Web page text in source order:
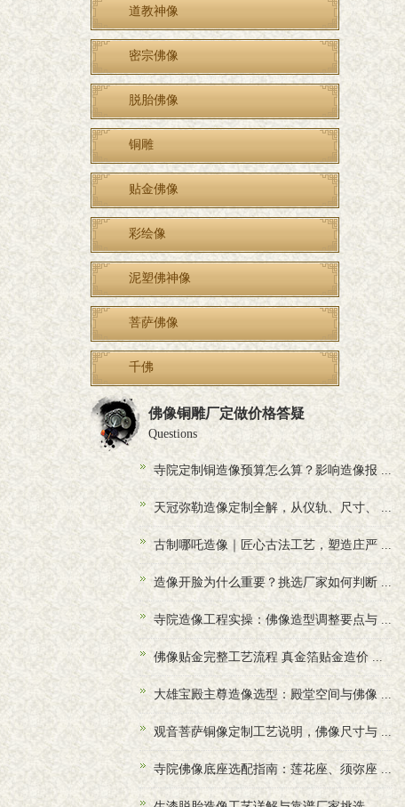
道教神像
密宗佛像
脱胎佛像
铜雕
贴金佛像
彩绘像
泥塑佛神像
菩萨佛像
千佛
佛像铜雕厂定做价格答疑
Questions
寺院定制铜造像预算怎么算？影响造像报 ...
天冠弥勒造像定制全解，从仪轨、尺寸、 ...
古制哪吒造像｜匠心古法工艺，塑造庄严 ...
造像开脸为什么重要？挑选厂家如何判断 ...
寺院造像工程实操：佛像造型调整要点与 ...
佛像贴金完整工艺流程 真金箔贴金造价 ...
大雄宝殿主尊造像选型：殿堂空间与佛像 ...
观音菩萨铜像定制工艺说明，佛像尺寸与 ...
寺院佛像底座选配指南：莲花座、须弥座 ...